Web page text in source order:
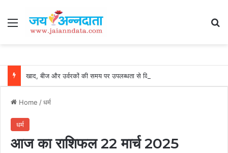
Menu
Home /धर्म
धर्म
आज का राशिफल 22 मार्च 2025